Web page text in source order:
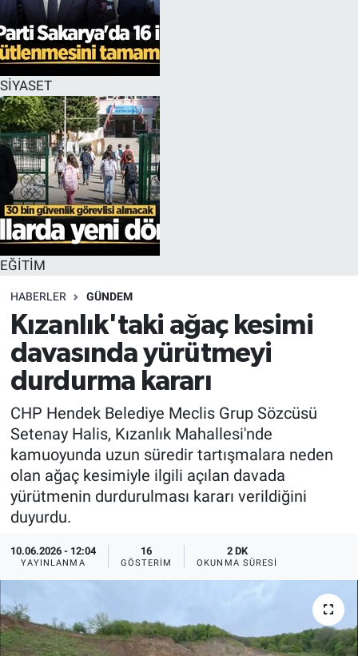
SİYASET
EĞİTİM
HABERLER GÜNDEM
Kızanlık'taki ağaç kesimi
davasında yürütmeyi
durdurma kararı
CHP Hendek Belediye Meclis Grup Sözcüsü
Setenay Halis, Kızanlık Mahallesi'nde
kamuoyunda uzun süredir tartışmalara neden
olan ağaç kesimiyle ilgili açılan davada
yürütmenin durdurulması kararı verildiğini
duyurdu.
10.06.2026 - 12:04
YAYINLANMA
16
GÖSTERIM
2 DK
OKUNMA SÜRESI
EĞİTİM
ÖZEL HABER
HALK54 PANORAMA